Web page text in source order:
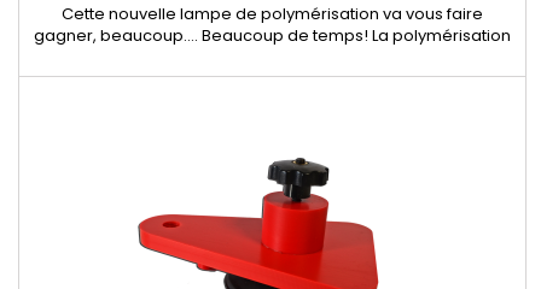
Cette nouvelle lampe de polymérisation va vous faire
gagner, beaucoup…. Beaucoup de temps! La polymérisation
du 05.04.2024, nos lampes UV 1048 seront équipées d'une